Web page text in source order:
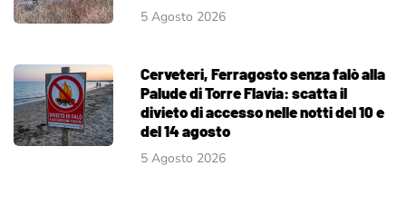
5 Agosto 2026
Cerveteri, Ferragosto senza falò alla
Palude di Torre Flavia: scatta il
divieto di accesso nelle notti del 10 e
del 14 agosto
5 Agosto 2026